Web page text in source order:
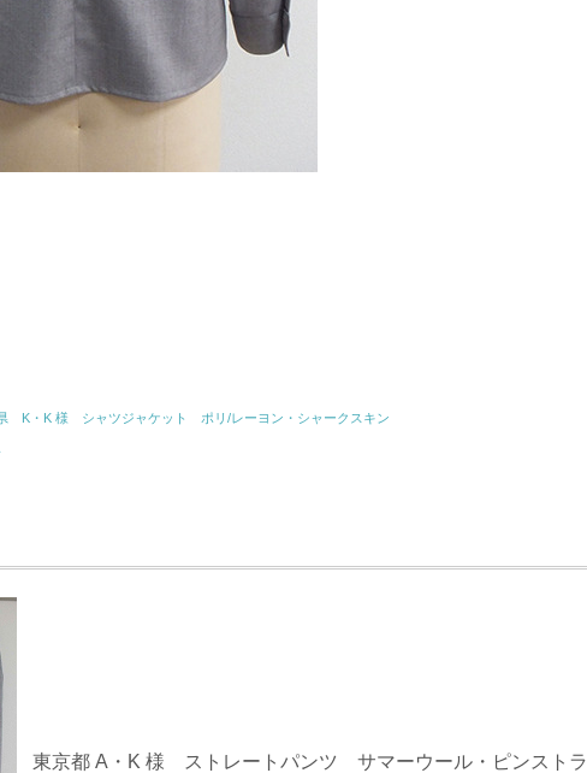
K・K 様 シャツジャケット ポリ/レーヨン・シャークスキン
東京都 A・K 様 ストレートパンツ サマーウール・ピンストラ